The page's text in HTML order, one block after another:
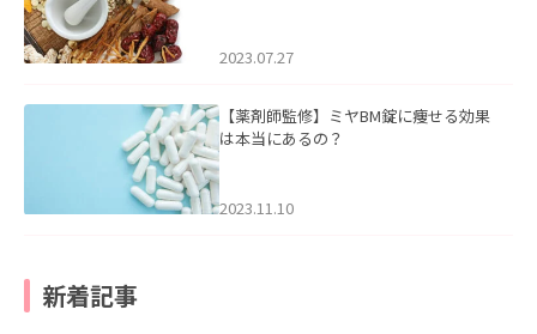
2023.07.27
【薬剤師監修】ミヤBM錠に痩せる効果
は本当にあるの？
2023.11.10
新着記事